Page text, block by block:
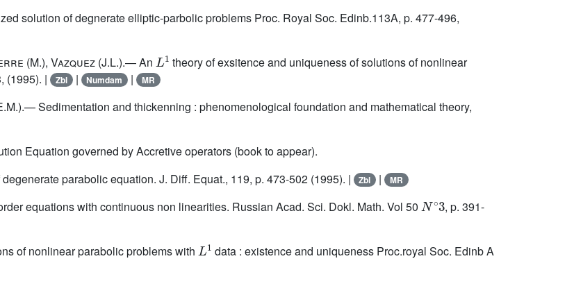
solution of degnerate elliptic-parbolic problems Proc. Royal Soc. Edinb.113A, p. 477-496,
(M.), Vazquez (J.L.).— An
1
theory of exsitence and uniqueness of solutions of nonlinear
(1995). |
Zbl | Numdam | MR
Sedimentation and thickenning : phenomenological foundation and mathematical theory,
Equation governed by Accretive operators (book to appear).
degenerate parabolic equation. J. Diff. Equat., 119, p. 473-502 (1995). | Zbl | MR
equations with continuous non linearities. Russian Acad. Sci. Dokl. Math. Vol 50
, p. 391-
of nonlinear parabolic problems with
1
data : existence and uniqueness Proc.royal Soc. Edinb A